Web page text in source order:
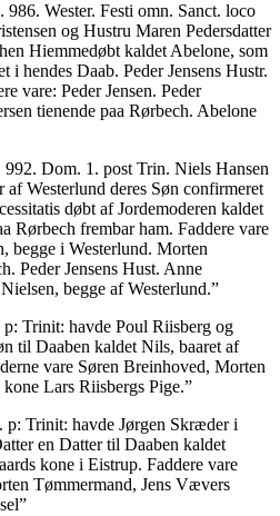
Wester. Festi omn. Sanct. loco
og Hustru Maren Pedersdatter
Hiemmedøbt kaldet Abelone, som
i hendes Daab. Peder Jensens Hustr.
vare: Peder Jensen. Peder
tienende paa Rørbech. Abelone
Dom. 1. post Trin. Niels Hansen
Westerlund deres Søn confirmeret
døbt af Jordemoderen kaldet
Rørbech frembar ham. Faddere vare
begge i Westerlund. Morten
Peder Jensens Hust. Anne
begge af Westerlund.”
Trinit: havde Poul Riisberg og
til Daaben kaldet Nils, baaret af
vare Søren Breinhoved, Morten
Lars Riisbergs Pige.”
p: Trinit: havde Jørgen Skræder i
en Datter til Daaben kaldet
kone i Eistrup. Faddere vare
Tømmermand, Jens Vævers